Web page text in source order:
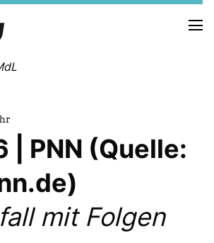
VITA
WAHLKREISBESUCHE
PRESSEFOTOS
MEIN BÜRGERBÜRO
| PNN (Quelle:
mit Folgen